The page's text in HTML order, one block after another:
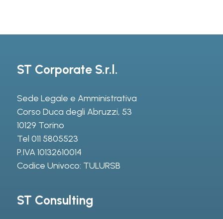
ST Corporate S.r.l.
Sede Legale e Amministrativa
Corso Duca degli Abruzzi, 53
10129 Torino
Tel 011 5805523
P.IVA 10132610014
Codice Univoco: TULURSB
ST Consulting